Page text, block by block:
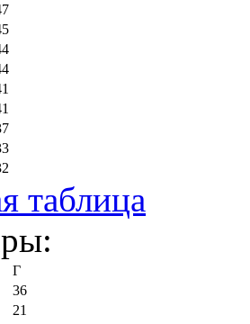
таблица
Г
36
21